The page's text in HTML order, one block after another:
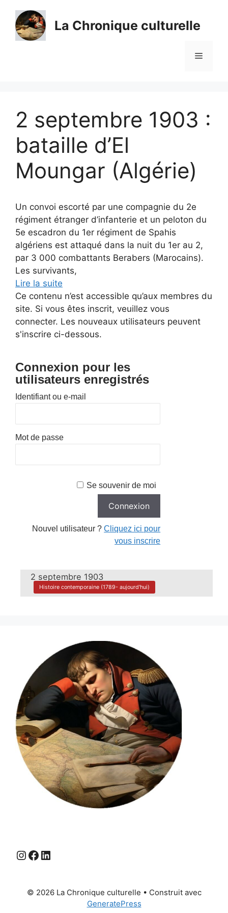
contenu
La Chronique culturelle
Menu
2 septembre 1903 :
bataille d’El
Moungar (Algérie)
Un convoi escorté par une compagnie du 2e
régiment étranger d’infanterie et un peloton du
5e escadron du 1er régiment de Spahis
algériens est attaqué dans la nuit du 1er au 2,
par 3 000 combattants Berabers (Marocains).
Les survivants,
Lire la suite
Ce contenu n’est accessible qu’aux membres du
site. Si vous êtes inscrit, veuillez vous
connecter. Les nouveaux utilisateurs peuvent
s'inscrire ci-dessous.
Connexion pour les
utilisateurs enregistrés
Identifiant ou e-mail
Mot de passe
Se souvenir de moi
Nouvel utilisateur ?Cliquez ici pour
vous inscrire
2 septembre 1903
Histoire contemporaine (1789- aujourd'hui)
Instagram
Facebook
LinkedIn
© 2026 La Chronique culturelle • Construit avec
GeneratePress